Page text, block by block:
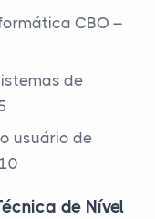
CBO –
de
usuário de
de Nível